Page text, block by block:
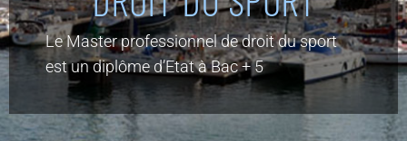
Le Master professionnel de droit du sport
est un diplôme d’Etat à Bac + 5